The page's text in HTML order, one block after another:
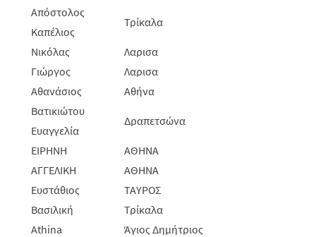
Απόστολος
Καπέλιος
Τρίκαλα
Νικόλας
Λαρισα
Γιώργος
Λαρισα
Αθανάσιος
Αθήνα
Βατικιώτου
Ευαγγελία
Δραπετσώνα
ΕΙΡΗΝΗ
ΑΘΗΝΑ
ΑΓΓΕΛΙΚΗ
ΑΘΗΝΑ
Ευστάθιος
ΤΑΥΡΟΣ
Βασιλική
Τρίκαλα
Athina
Άγιος Δημήτριος